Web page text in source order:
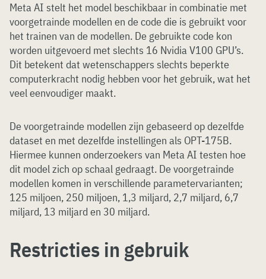
Meta AI stelt het model beschikbaar in combinatie met
voorgetrainde modellen en de code die is gebruikt voor
het trainen van de modellen. De gebruikte code kon
worden uitgevoerd met slechts 16 Nvidia V100 GPU’s.
Dit betekent dat wetenschappers slechts beperkte
computerkracht nodig hebben voor het gebruik, wat het
veel eenvoudiger maakt.
De voorgetrainde modellen zijn gebaseerd op dezelfde
dataset en met dezelfde instellingen als OPT-175B.
Hiermee kunnen onderzoekers van Meta AI testen hoe
dit model zich op schaal gedraagt. De voorgetrainde
modellen komen in verschillende parametervarianten;
125 miljoen, 250 miljoen, 1,3 miljard, 2,7 miljard, 6,7
miljard, 13 miljard en 30 miljard.
Restricties in gebruik